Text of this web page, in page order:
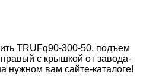
TRUFq90-300-50, подъем
с крышкой от завода-
нужном вам сайте-каталоге!